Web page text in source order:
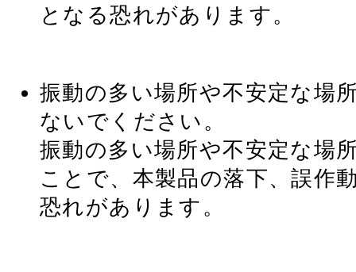
となる恐れがあります。
振動の多い場所や不安定な場
ないでください。
振動の多い場所や不安定な場
ことで、本製品の落下、誤作
恐れがあります。